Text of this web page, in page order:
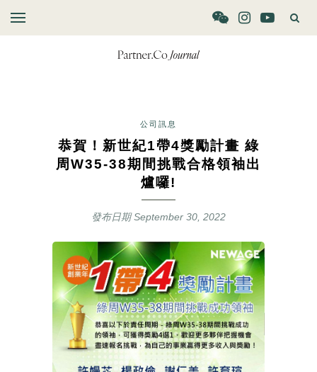
公司訊息
恭賀！新世紀1帶4獎勵計畫 綠
周W35-38期間挑戰合格領袖出
爐囉!
發布日期September 30, 2022